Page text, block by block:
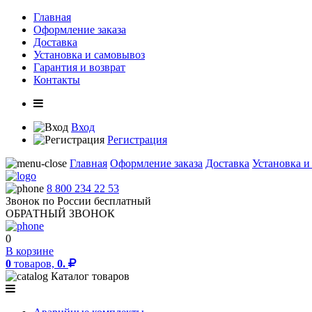
Главная
Оформление заказа
Доставка
Установка и самовывоз
Гарантия и возврат
Контакты
Вход
Регистрация
Главная Оформление заказа Доставка Установка
8 800 234 22 53
Звонок по России бесплатный
ОБРАТНЫЙ ЗВОНОК
0
В корзине
0 товаров, 0.
Каталог товаров